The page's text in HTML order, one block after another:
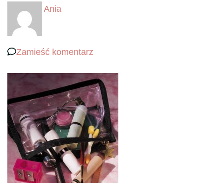
Ania
Zamieść komentarz
kosmetyczka-
podrozna2-
450